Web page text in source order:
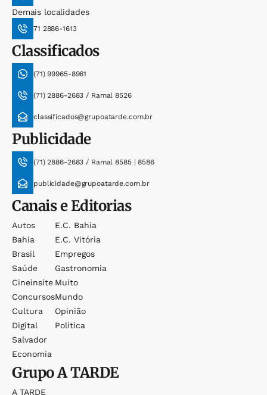
Demais localidades
71 2886-1613
Classificados
(71) 99965-8961
(71) 2886-2683 / Ramal 8526
classificados@grupoatarde.com.br
Publicidade
(71) 2886-2683 / Ramal 8585 | 8586
publicidade@grupoatarde.com.br
Canais e Editorias
Autos
Bahia
Brasil
Saúde
Cineinsite
Concursos
Cultura
Digital
Salvador
Economia
E.c. Bahia
E.c. Vitória
Empregos
Gastronomia
Muito
Mundo
Opinião
Política
GrupoA TARDE
A TARDE